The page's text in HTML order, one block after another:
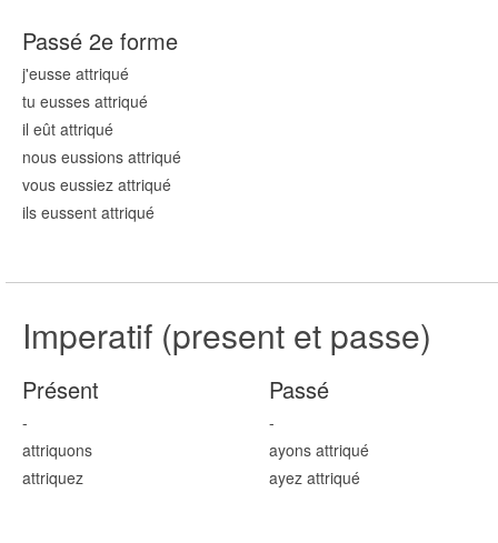
Passé 2e forme
j'eusse attriqué
tu eusses attriqué
il eût attriqué
nous eussions attriqué
vous eussiez attriqué
ils eussent attriqué
Imperatif (present et passe)
Présent
-
attriquons
attriquez
Passé
-
ayons attriqué
ayez attriqué